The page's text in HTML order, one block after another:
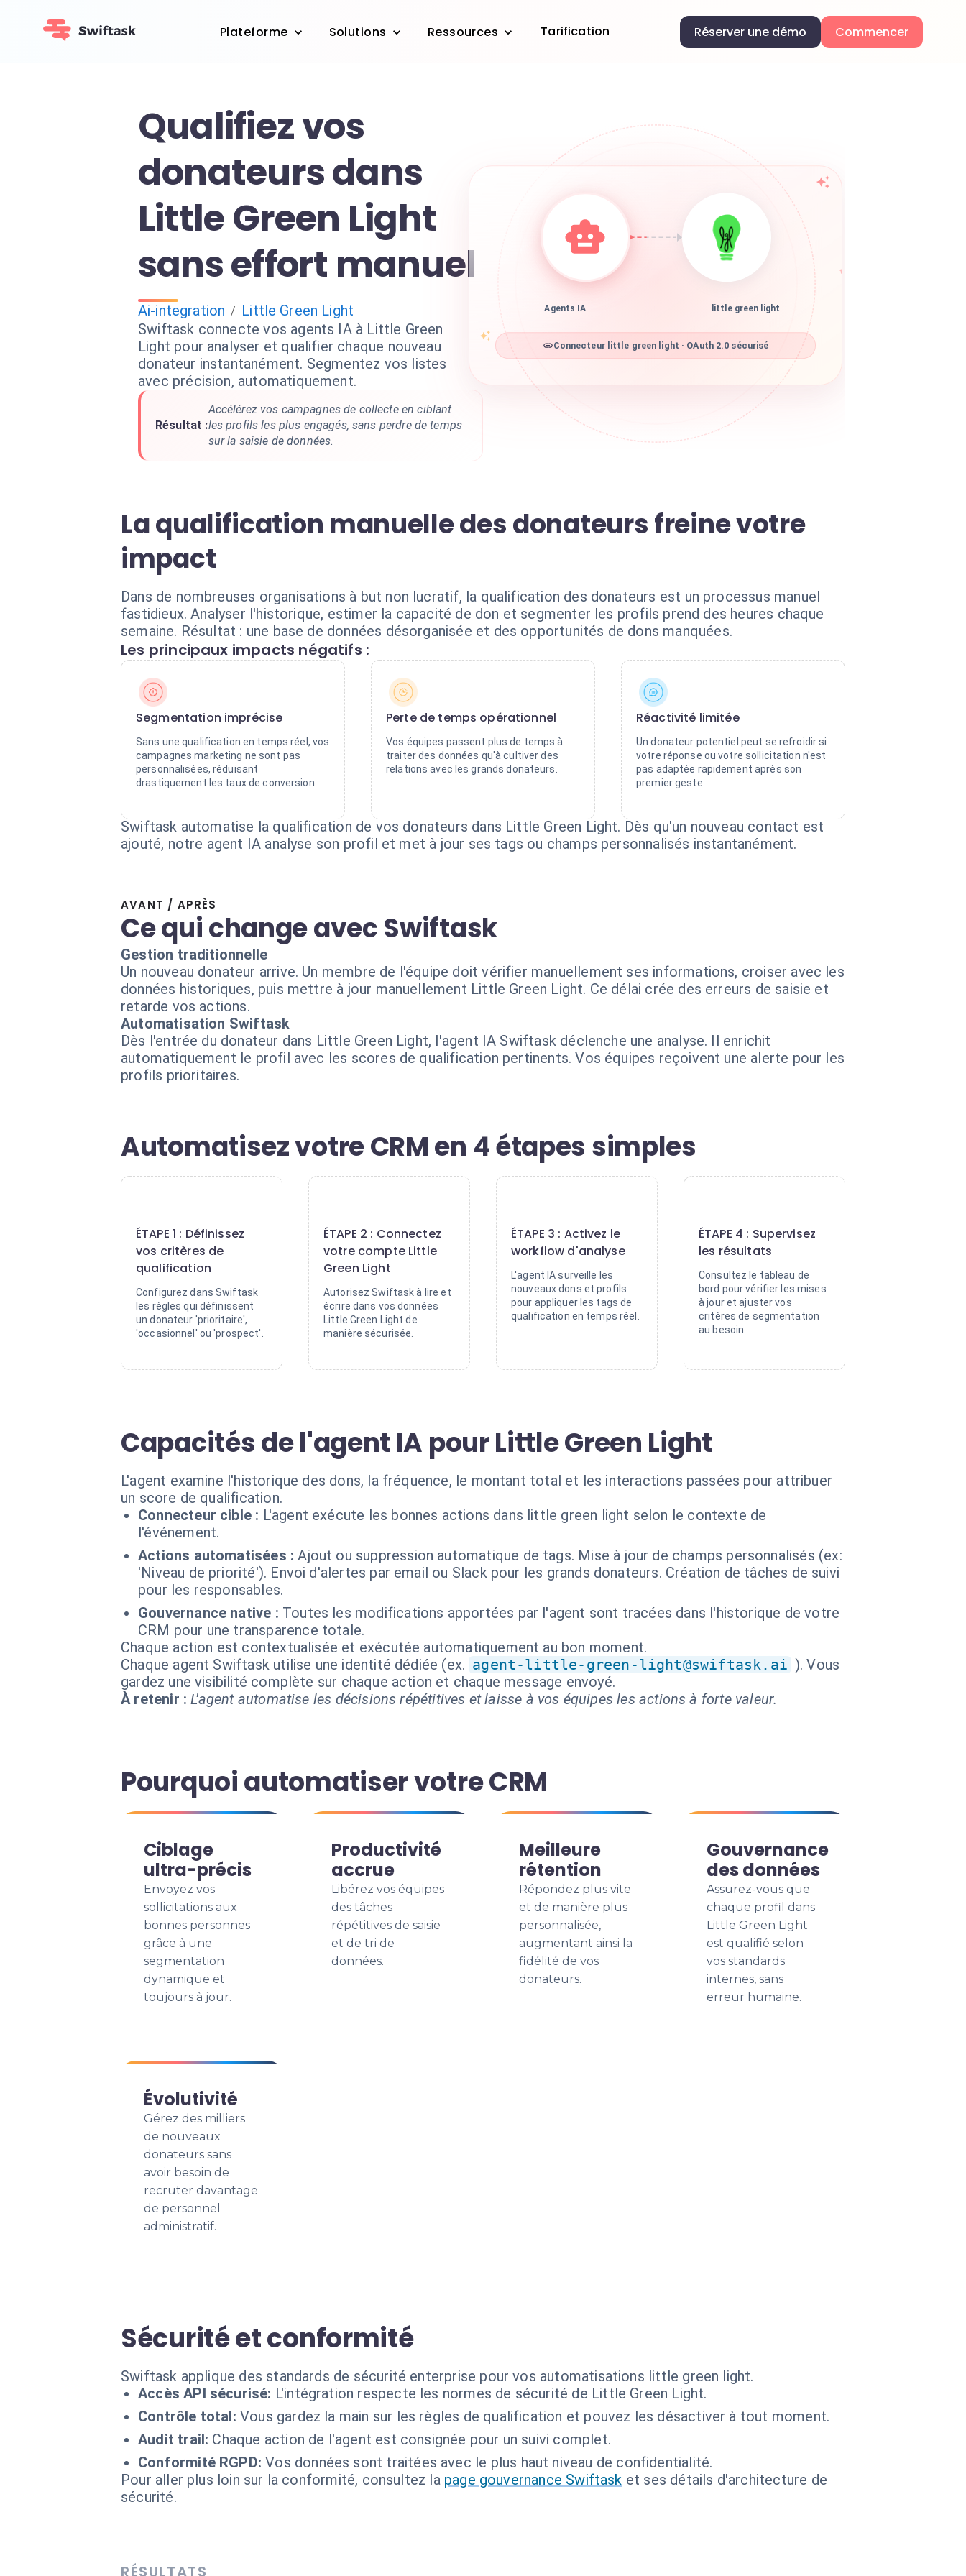
Plateforme Solutions Ressources Tarification Réserver une démo Commencer
Qualifiez vos
donateurs dans
Little Green Light
sans effort manuel
Ai-integration / Little Green Light
Swiftask connecte vos agents IA à Little Green
Light pour analyser et qualifier chaque nouveau
donateur instantanément. Segmentez vos listes
avec précision, automatiquement.
Résultat :
Accélérez vos campagnes de collecte en ciblant
les profils les plus engagés, sans perdre de temps
sur la saisie de données.
Agents IA little green light
Connecteur little green light · OAuth 2.0 sécurisé
La qualification manuelle des donateurs freine votre
impact
Dans de nombreuses organisations à but non lucratif, la qualification des donateurs est un processus manuel
fastidieux. Analyser l'historique, estimer la capacité de don et segmenter les profils prend des heures chaque
semaine. Résultat : une base de données désorganisée et des opportunités de dons manquées.
Les principaux impacts négatifs :
Segmentation imprécise
Sans une qualification en temps réel, vos
campagnes marketing ne sont pas
personnalisées, réduisant
drastiquement les taux de conversion.
Perte de temps opérationnel
Vos équipes passent plus de temps à
traiter des données qu'à cultiver des
relations avec les grands donateurs.
Réactivité limitée
Un donateur potentiel peut se refroidir si
votre réponse ou votre sollicitation n'est
pas adaptée rapidement après son
premier geste.
Swiftask automatise la qualification de vos donateurs dans Little Green Light. Dès qu'un nouveau contact est
ajouté, notre agent IA analyse son profil et met à jour ses tags ou champs personnalisés instantanément.
AVANT / APRÈS
Ce qui change avec Swiftask
Gestion traditionnelle
Un nouveau donateur arrive. Un membre de l'équipe doit vérifier manuellement ses informations, croiser avec les
données historiques, puis mettre à jour manuellement Little Green Light. Ce délai crée des erreurs de saisie et
retarde vos actions.
Automatisation Swiftask
Dès l'entrée du donateur dans Little Green Light, l'agent IA Swiftask déclenche une analyse. Il enrichit
automatiquement le profil avec les scores de qualification pertinents. Vos équipes reçoivent une alerte pour les
profils prioritaires.
Automatisez votre CRM en 4 étapes simples
ÉTAPE 1 : Définissez
vos critères de
qualification
Configurez dans Swiftask
les règles qui définissent
un donateur 'prioritaire',
'occasionnel' ou 'prospect'.
ÉTAPE 2 : Connectez
votre compte Little
Green Light
Autorisez Swiftask à lire et
écrire dans vos données
Little Green Light de
manière sécurisée.
ÉTAPE 3 : Activez le
workflow d'analyse
L'agent IA surveille les
nouveaux dons et profils
pour appliquer les tags de
qualification en temps réel.
ÉTAPE 4 : Supervisez
les résultats
Consultez le tableau de
bord pour vérifier les mises
à jour et ajuster vos
critères de segmentation
au besoin.
Capacités de l'agent IA pour Little Green Light
L'agent examine l'historique des dons, la fréquence, le montant total et les interactions passées pour attribuer
un score de qualification.
Connecteur cible : L'agent exécute les bonnes actions dans little green light selon le contexte de
l'événement.
Actions automatisées : Ajout ou suppression automatique de tags. Mise à jour de champs personnalisés (ex:
'Niveau de priorité'). Envoi d'alertes par email ou Slack pour les grands donateurs. Création de tâches de suivi
pour les responsables.
Gouvernance native : Toutes les modifications apportées par l'agent sont tracées dans l'historique de votre
CRM pour une transparence totale.
Chaque action est contextualisée et exécutée automatiquement au bon moment.
Chaque agent Swiftask utilise une identité dédiée (ex. agent-little-green-light@swiftask.ai ). Vous
gardez une visibilité complète sur chaque action et chaque message envoyé.
À retenir : L'agent automatise les décisions répétitives et laisse à vos équipes les actions à forte valeur.
Pourquoi automatiser votre CRM
Ciblage
ultra-précis
Envoyez vos
sollicitations aux
bonnes personnes
grâce à une
segmentation
dynamique et
toujours à jour.
Productivité
accrue
Libérez vos équipes
des tâches
répétitives de saisie
et de tri de
données.
Meilleure
rétention
Répondez plus vite
et de manière plus
personnalisée,
augmentant ainsi la
fidélité de vos
donateurs.
Gouvernance
des données
Assurez-vous que
chaque profil dans
Little Green Light
est qualifié selon
vos standards
internes, sans
erreur humaine.
Évolutivité
Gérez des milliers
de nouveaux
donateurs sans
avoir besoin de
recruter davantage
de personnel
administratif.
Sécurité et conformité
Swiftask applique des standards de sécurité enterprise pour vos automatisations little green light.
Accès API sécurisé: L'intégration respecte les normes de sécurité de Little Green Light.
Contrôle total: Vous gardez la main sur les règles de qualification et pouvez les désactiver à tout moment.
Audit trail: Chaque action de l'agent est consignée pour un suivi complet.
Conformité RGPD: Vos données sont traitées avec le plus haut niveau de confidentialité.
Pour aller plus loin sur la conformité, consultez la page gouvernance Swiftask et ses détails d'architecture de
sécurité.
RÉSULTATS